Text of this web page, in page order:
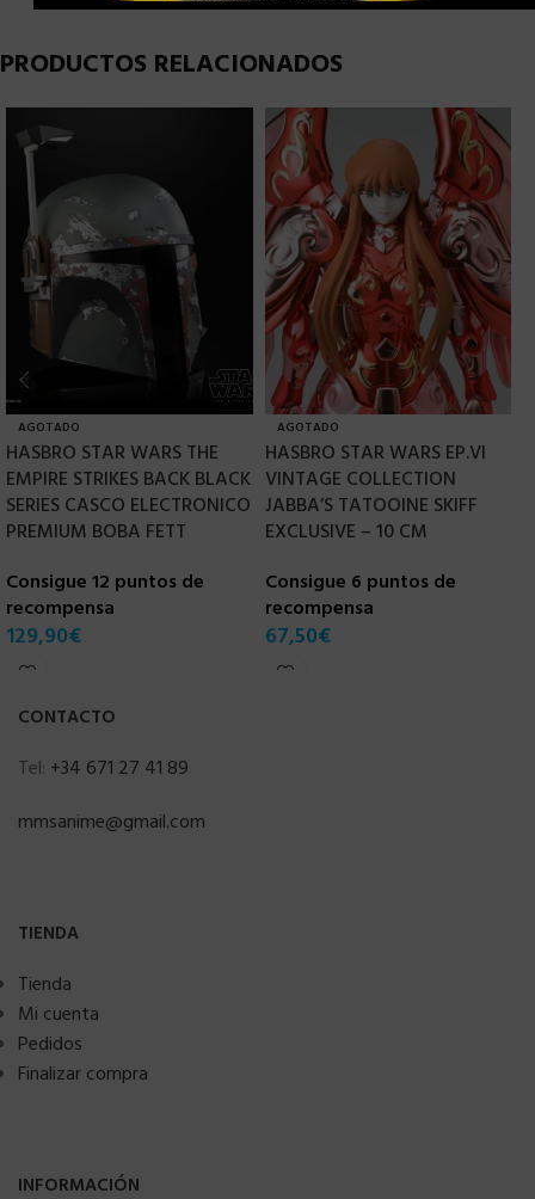
PRODUCTOS RELACIONADOS
AGOTADO
HASBRO STAR WARS THE
EMPIRE STRIKES BACK BLACK
SERIES CASCO ELECTRONICO
PREMIUM BOBA FETT
Consigue 12 puntos de
recompensa
129,90€
AGOTADO
HASBRO STAR WARS EP.VI
VINTAGE COLLECTION
JABBA’S TATOOINE SKIFF
EXCLUSIVE – 10 CM
Consigue 6 puntos de
recompensa
67,50€
CONTACTO
Tel: +34 671 27 41 89
mmsanime@gmail.com
TIENDA
Tienda
Mi cuenta
Pedidos
Finalizar compra
INFORMACIÓN